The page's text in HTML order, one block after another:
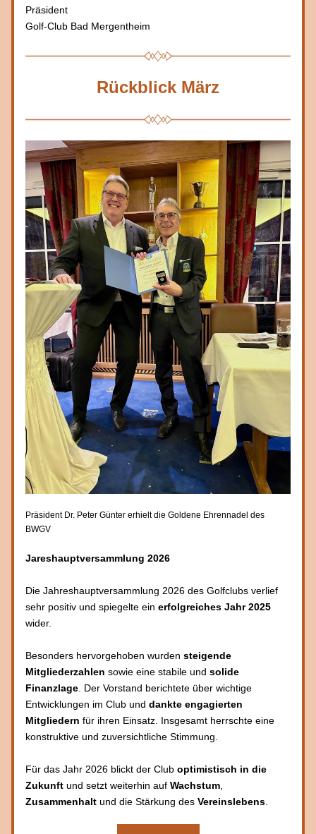
Präsident
Golf-Club Bad Mergentheim
Rückblick März
Präsident Dr. Peter Günter erhielt die Goldene Ehrennadel des
BWGV
Jareshauptversammlung 2026
Die Jahreshauptversammlung 2026 des Golfclubs verlief
sehr positiv und spiegelte ein erfolgreiches Jahr 2025
wider.
Besonders hervorgehoben wurden steigende
Mitgliederzahlen sowie eine stabile und solide
Finanzlage . Der Vorstand berichtete über wichtige
Entwicklungen im Club und dankte engagierten
Mitgliedern für ihren Einsatz. Insgesamt herrschte eine
konstruktive und zuversichtliche Stimmung.
Für das Jahr 2026 blickt der Club optimistisch in die
Zukunft und setzt weiterhin auf Wachstum
Zusammenhalt und die Stärkung des Vereinslebens